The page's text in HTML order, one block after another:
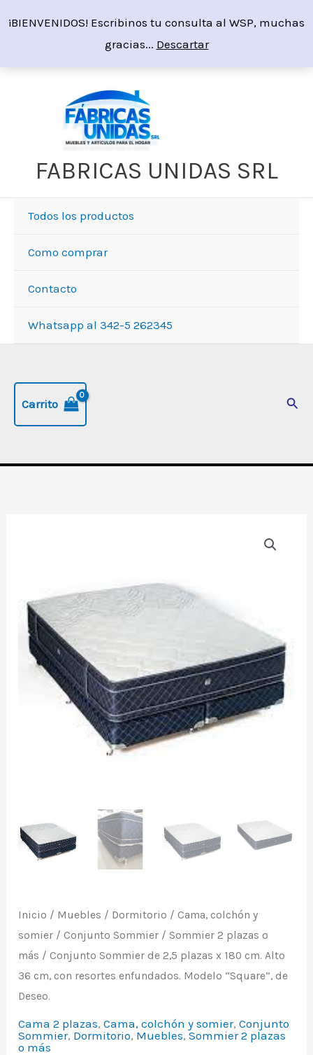
¡BIENVENIDOS! Escribinos tu consulta al WSP, muchas
gracias... Descartar
FABRICAS UNIDAS SRL
Todos los productos
Como comprar
Contacto
Whatsapp al 342-5 262345
Carrito
Inicio / Muebles / Dormitorio /Cama, colchón y
somier /Conjunto Sommier / Sommier 2 plazas o
más / Conjunto Sommier de 2,5 plazas x 180 cm. Alto
36 cm, con resortes enfundados. Modelo “Square”, de
Deseo.
Cama 2 plazas,Cama, colchón y somier,Conjunto
Sommier, Dormitorio, Muebles,Sommier 2 plazas
o más
plazas
180
Modelo
"Square",
cantidad